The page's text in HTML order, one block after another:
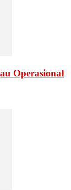
Operasional